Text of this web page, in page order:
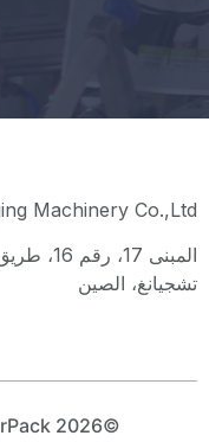
Machinery Co.,Ltd.
تشجيانغ، الصين
©2026 HonorPack جميع الحقوق محفوظة.